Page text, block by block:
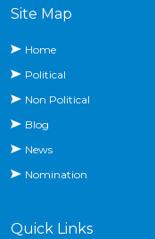
Site Map
Home
Political
Non Political
Blog
News
Nomination
Quick Links